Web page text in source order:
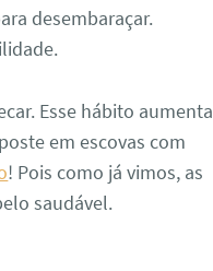
desembaraçar.
Esse hábito aumenta
em escovas com
! Pois como já vimos, as
saudável.